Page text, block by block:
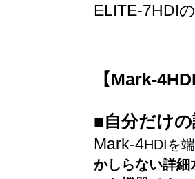
ELITE-7HDI
【Mark-
■自分だけ
Mark-4HDIを
かしらない詳細